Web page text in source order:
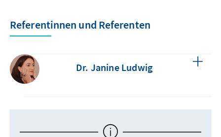
Referentinnen und Referenten
Dr. Janine Ludwig